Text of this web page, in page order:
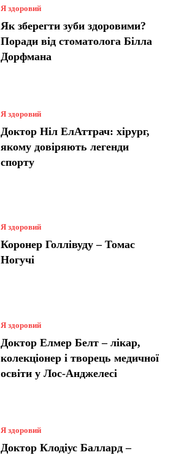
Я здоровий
Як зберегти зуби здоровими?
Поради від стоматолога Білла
Дорфмана
Я здоровий
Доктор Ніл ЕлАттрач: хірург,
якому довіряють легенди
спорту
Я здоровий
Коронер Голлівуду – Томас
Ногучі
Я здоровий
Доктор Елмер Белт – лікар,
колекціонер і творець медичної
освіти у Лос-Анджелесі
Я здоровий
Доктор Клодіус Баллард –